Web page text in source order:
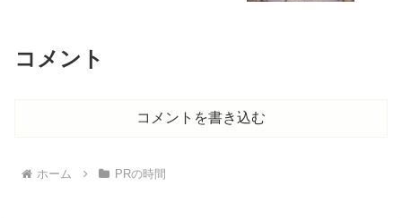
コメント
コメントを書き込む
ホーム PRの時間